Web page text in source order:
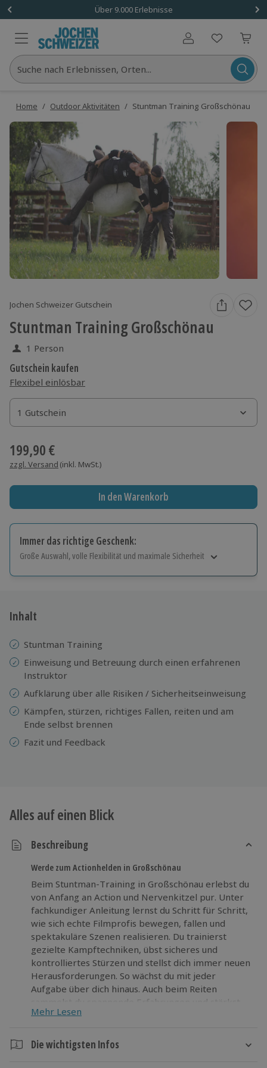
Über 9.000 Erlebnisse
Benutzerkonto
Suche nach Erlebnissen, Orten...
Home / Outdoor Aktivitäten / Stuntman Training Großschönau
Jochen Schweizer Gutschein
Stuntman Training Großschönau
1 Person
Gutschein kaufen
Flexibel einlösbar
1 Gutschein
1 Gutschein
1 Gutschein
199,90 €
zzgl. Versand (inkl. MwSt.)
In den Warenkorb
Immer das richtige Geschenk:
Große Auswahl, volle Flexibilität und maximale Sicherheit
Jeder Gutschein für alle Erlebnisse einlösbar.
Inhalt
Stuntman Training
Einweisung und Betreuung durch einen erfahrenen
Instruktor
Aufklärung über alle Risiken / Sicherheitseinweisung
Kämpfen, stürzen, richtiges Fallen, reiten und am
Ende selbst brennen
Fazit und Feedback
Alles auf einen Blick
Beschreibung
Werde zum Actionhelden in Großschönau
Beim Stuntman-Training in Großschönau erlebst du
von Anfang an Action und Nervenkitzel pur. Unter
fachkundiger Anleitung lernst du Schritt für Schritt,
wie sich echte Filmprofis bewegen, fallen und
spektakuläre Szenen realisieren. Du trainierst
gezielte Kampftechniken, übst sicheres und
kontrolliertes Stürzen und stellst dich immer neuen
Herausforderungen. So wächst du mit jeder
Aufgabe über dich hinaus. Auch beim Reiten
sammelst du spannende Erfahrungen und stärkst
dein Selbstvertrauen. Das große Finale bildet eine
Konzentration beweist. Dieses besondere Erlebnis
fordert dich körperlich und mental gleichermaßen.
Mehr Lesen
Die wichtigsten Infos